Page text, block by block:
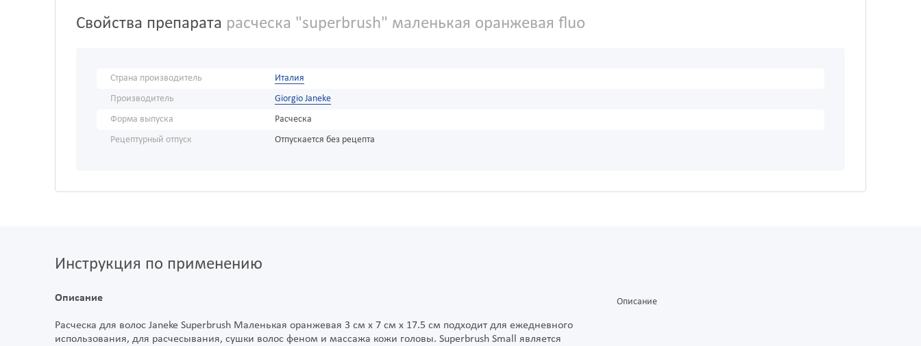
Свойства препарата расческа "superbrush" маленькая оранжевая fluo
Страна производитель
Италия
Производитель
Giorgio Janeke
Форма выпуска
Расческа
Рецептурный отпуск
Отпускается без рецепта
Инструкция по применению
Описание
Расческа для волос Janeke Superbrush Маленькая оранжевая 3 см х 7 см х 17.5 см подходит для ежедневного
использования, для расчесывания, сушки волос феном и массажа кожи головы. Superbrush Small является
Описание